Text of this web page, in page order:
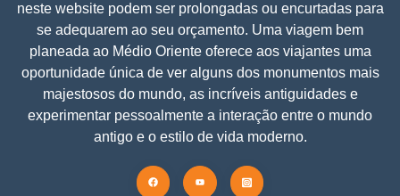
neste website podem ser prolongadas ou encurtadas para
se adequarem ao seu orçamento. Uma viagem bem
planeada ao Médio Oriente oferece aos viajantes uma
oportunidade única de ver alguns dos monumentos mais
majestosos do mundo, as incríveis antiguidades e
experimentar pessoalmente a interação entre o mundo
antigo e o estilo de vida moderno.